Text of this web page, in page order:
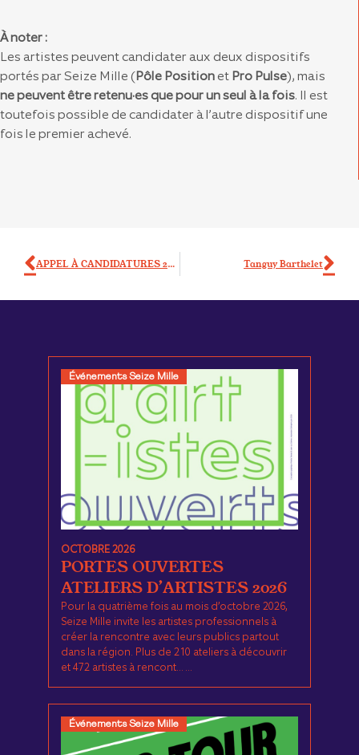
À noter :
Les artistes peuvent candidater aux deux dispositifs
portés par Seize Mille (Pôle PositionetPro Pulse), mais
ne peuvent être retenu·es que pour un seul à la fois. Il est
toutefois possible de candidater à l’autre dispositif une
fois le premier achevé.
APPEL À CANDIDATURES 2025 – PRO PULSE #1 – SOUTIEN PROFESSIONNALISATION JEUNES ARTISTES Tanguy Barthelet
Événements Seize Mille
OCTOBRE 2026
PORTES OUVERTES
ATELIERS D’ARTISTES 2026
Pour la quatrième fois au mois d’octobre 2026,
Seize Mille invite les artistes professionnels à
créer la rencontre avec leurs publics partout
dans la région. Plus de 210 ateliers à découvrir
et 472 artistes à rencont... ...
Événements Seize Mille